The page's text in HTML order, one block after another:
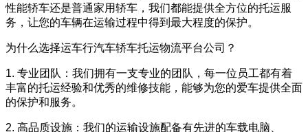
性能轿车还是普通家用轿车，我们都能提供全方位的托运服
务，让您的车辆在运输过程中得到最大程度的保护。
为什么选择运车行汽车轿车托运物流平台公司？
1. 专业团队：我们拥有一支专业的团队，每一位员工都有着
丰富的托运经验和优秀的维修技能，能够为您的爱车提供全面
的保护和服务。
2. 高品质设施：我们的运输设施配备有先进的车载电脑、